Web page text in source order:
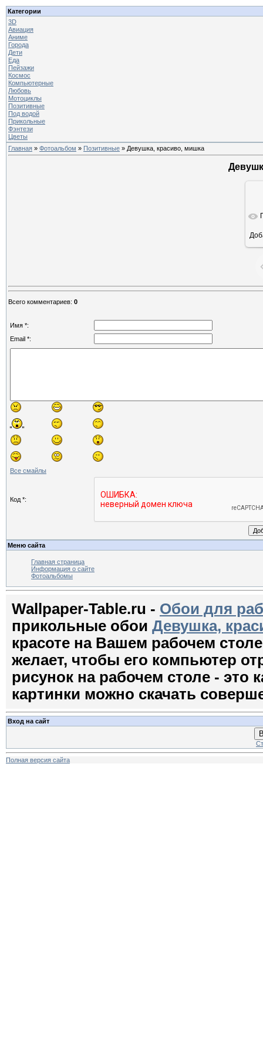
Категории
3D
Авиация
Аниме
Города
Дети
Еда
Пейзажи
Космос
Компьютерные
Любовь
Мотоциклы
Позитивные
Под водой
Прикольные
Фэнтези
Цветы
Главная » Фотоальбом » Позитивные » Девушка, красиво, мишка
Всего комментариев: 0
Имя *:
Email *:
Все смайлы
Код *:
Меню сайта
Главная страница
Информация о сайте
Фотоальбомы
Wallpaper-Table.ru - Обои для
прикольные обои Девушка,
красоте на Вашем рабочем
желает, чтобы его компьютер
рисунок на рабочем столе - это
картинки можно скачать
Вход на сайт
Полная версия сайта